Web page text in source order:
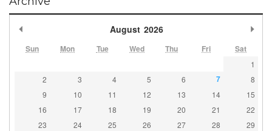
August 2026
Sun Mon Tue Wed Thu Fri Sat
1
2
3 4 5 6 7
8
9
10 11 12 13 14
15
16
17 18 19 20 21
22
23
24 25 26 27 28
29